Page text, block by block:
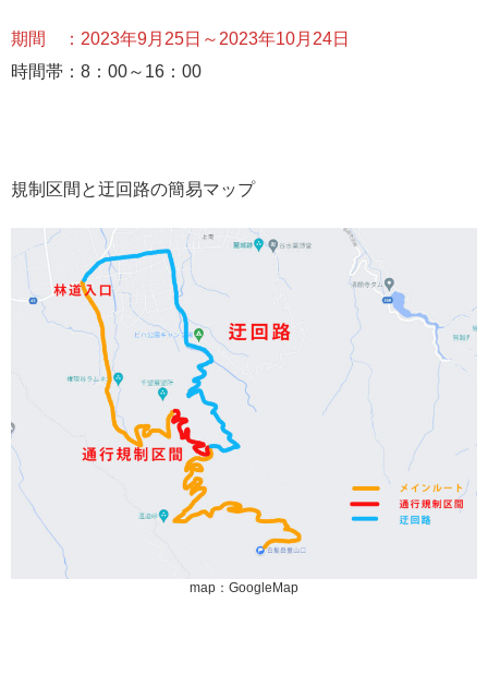
期間 ：2023年9月25日～2023年10月24日
時間帯：8：00～16：00
規制区間と迂回路の簡易マップ
map：GoogleMap